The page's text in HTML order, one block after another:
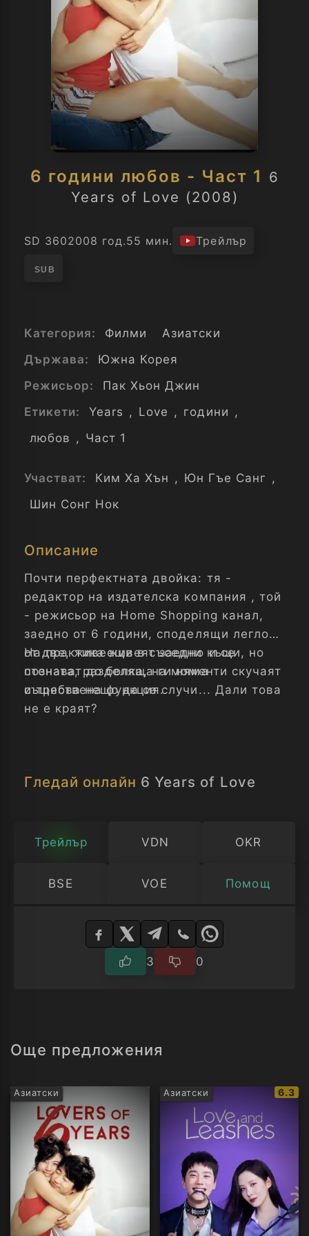
6 години любов - Част 1 6
Years of Love (2008)
SD 3602008 год.55 мин. Трейлър
SUB
Категория: Филми
Азиатски
Държава:
Южна Корея
Режисьор:
Пак Хьон Джин
Етикети:
Years , Love , години ,
любов , Част 1
Участват: Ким Ха Хън , Юн Гъе Санг ,
Шин Сонг Нок
Описание
Почти перфектната двойка: тя -
редактор на издателска компания , той
- режисьор на Home Shopping канал,
заедно от 6 години, споделящи леглото
от две, живеещи в съседни къщи, но
стената, разделяща ги няма
съществена функция.
На практика живеят заедно и се
познават до болка, на моменти скучаят
и трябва нещо да се случи... Дали това
не е краят?
Гледай онлайн 6 Years of Love
Трейлър VDN OKR
BSE VOE Помощ
Изберете
3 0
Още предложения
Азиатски Азиатски
IMDb
6.3